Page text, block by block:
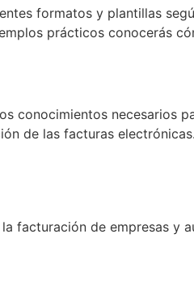
formatos y plantillas
prácticos conocerás
conocimientos necesarios
de las facturas electrónicas.
facturación de empresas